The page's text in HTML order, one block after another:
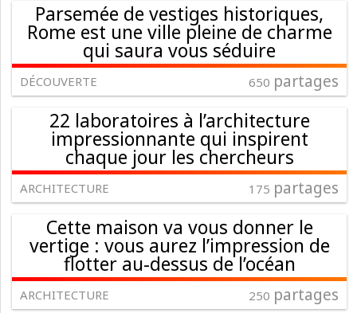
Parsemée de vestiges historiques,
Rome est une ville pleine de charme
qui saura vous séduire
DÉCOUVERTE 650 partages
22 laboratoires à l’architecture
impressionnante qui inspirent
chaque jour les chercheurs
ARCHITECTURE 175 partages
Cette maison va vous donner le
vertige : vous aurez l’impression de
flotter au-dessus de l’océan
ARCHITECTURE 250 partages